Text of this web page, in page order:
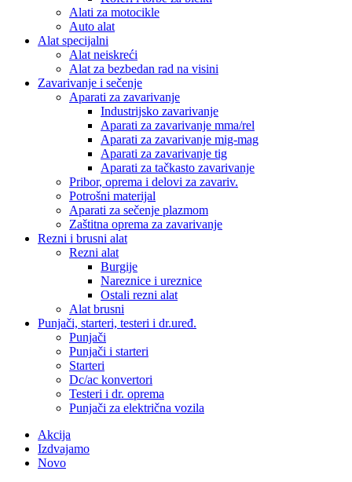
Alati za motocikle
Auto alat
Alat specijalni
Alat neiskreći
Alat za bezbedan rad na visini
Zavarivanje i sečenje
Aparati za zavarivanje
Industrijsko zavarivanje
Aparati za zavarivanje mma/rel
Aparati za zavarivanje mig-mag
Aparati za zavarivanje tig
Aparati za tačkasto zavarivanje
Pribor, oprema i delovi za zavariv.
Potrošni materijal
Aparati za sečenje plazmom
Zaštitna oprema za zavarivanje
Rezni i brusni alat
Rezni alat
Burgije
Nareznice i ureznice
Ostali rezni alat
Alat brusni
Punjači, starteri, testeri i dr.uređ.
Punjači
Punjači i starteri
Starteri
Dc/ac konvertori
Testeri i dr. oprema
Punjači za električna vozila
Akcija
Izdvajamo
Novo